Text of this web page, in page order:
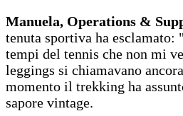
Manuela, Operations &
tenuta sportiva ha esclamato:
tempi del tennis che non mi
leggings si chiamavano
momento il trekking ha
sapore vintage.